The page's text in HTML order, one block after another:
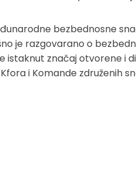
bezbednosne
je razgovarano o
istaknut značaj otvorene i
i Komande združenih